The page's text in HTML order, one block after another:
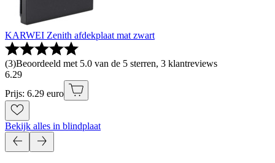
KARWEI Zenith afdekplaat mat zwart
(3)Beoordeeld met 5.0 van de 5 sterren, 3 klantreviews
6.29
Prijs: 6.29 euro
Bekijk alles in blindplaat